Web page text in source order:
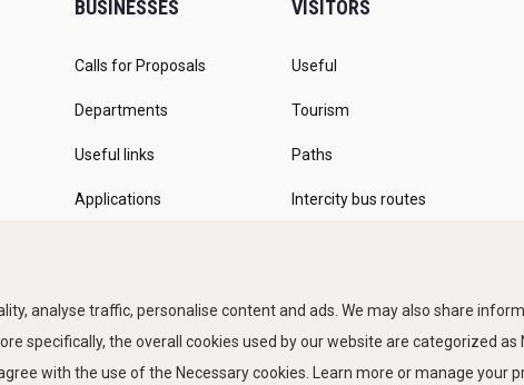
BUSINESSES
Calls for Proposals
Departments
Useful links
Applications
VISITORS
Useful
Tourism
Paths
Intercity bus routes
analyse traffic, personalise content and ads. We may also share
specifically, the overall cookies used by our website are categorized as
with the use of the Necessary cookies. Learn more or manage your